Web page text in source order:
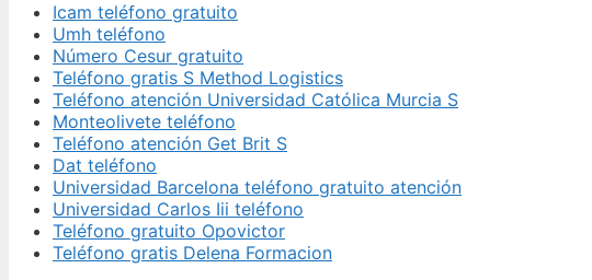
Icam teléfono gratuito
Umh teléfono
Número Cesur gratuito
Teléfono gratis S Method Logistics
Teléfono atención Universidad Católica Murcia S
Monteolivete teléfono
Teléfono atención Get Brit S
Dat teléfono
Universidad Barcelona teléfono gratuito atención
Universidad Carlos Iii teléfono
Teléfono gratuito Opovictor
Teléfono gratis Delena Formacion